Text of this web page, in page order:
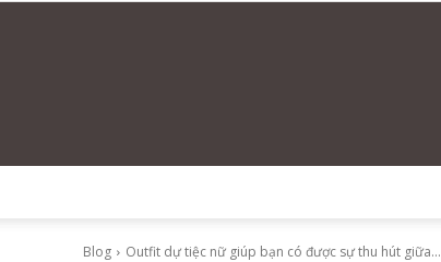
Blog Outfit dự tiệc nữ giúp bạn có được sự thu hút giữa...